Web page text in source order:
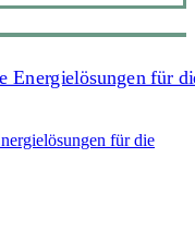
für die